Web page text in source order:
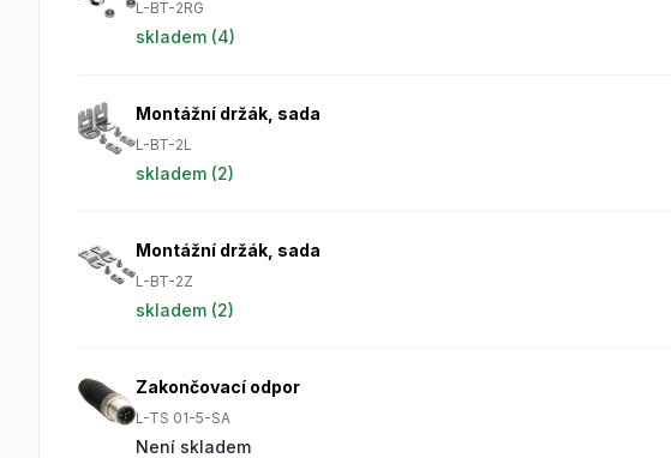
L-BT-2RG
skladem (4)
Montážní držák, sada
L-BT-2L
skladem (2)
Montážní držák, sada
L-BT-2Z
skladem (2)
Zakončovací odpor
L-TS 01-5-SA
Není skladem